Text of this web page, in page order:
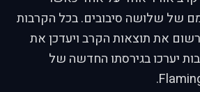
של שלושה סיבובים. בכל הקרבות
את תוצאות הקרב ויעדכן את
יערכו בגירסתו החדשה של